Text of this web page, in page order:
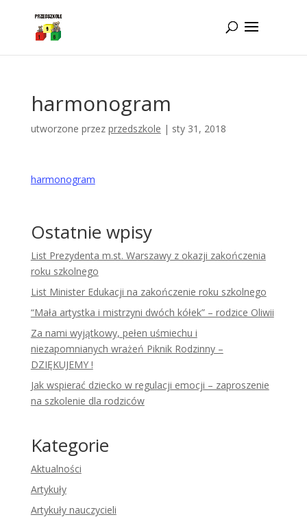
harmonogram
utworzone przez przedszkole | sty 31, 2018
harmonogram
Ostatnie wpisy
List Prezydenta m.st. Warszawy z okazji zakończenia
roku szkolnego
List Minister Edukacji na zakończenie roku szkolnego
“Mała artystka i mistrzyni dwóch kółek” – rodzice Oliwii
Za nami wyjątkowy, pełen uśmiechu i
niezapomnianych wrażeń Piknik Rodzinny –
DZIĘKUJEMY !
Jak wspierać dziecko w regulacji emocji – zaproszenie
na szkolenie dla rodziców
Kategorie
Aktualności
Artykuły
Artykuły nauczycieli